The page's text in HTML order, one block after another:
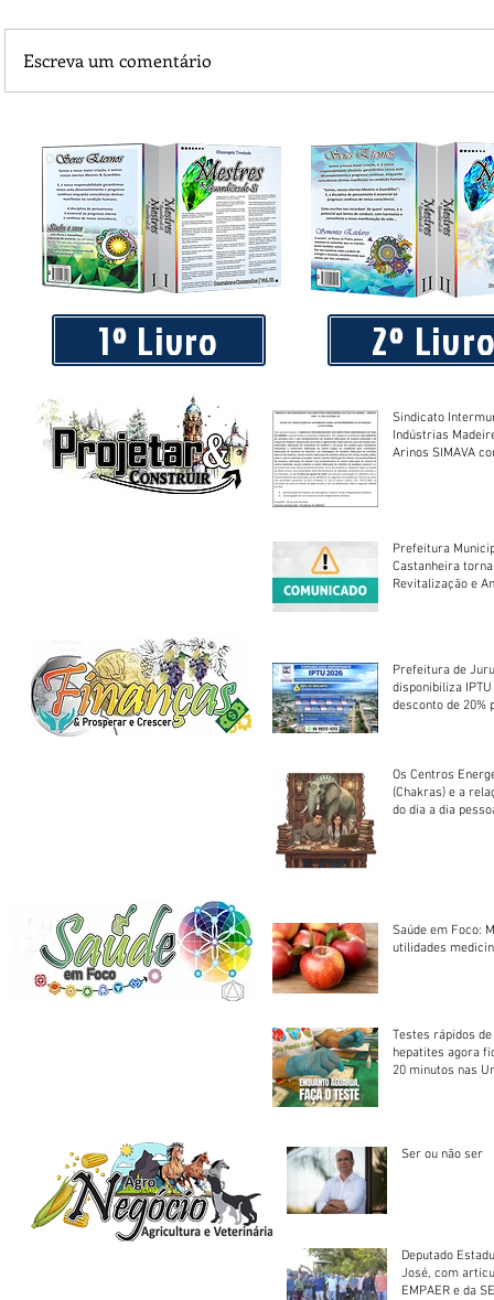
Piá Lava Jato, de Juara, torna público que requereu
Instalação e Operação
Escreva um comentário
1º Livro 2º
Sindicato
Indústrias
Arinos SIMAVA convoca à
Prefeitura
Castanheira
Revitalização e
Prefeitura de
disponibiliza
desconto de 20%
Os Centros
(Chakras) e a
do dia a dia
Saúde em Foco:
utilidades
Testes rápidos
hepatites agora
20 minutos nas
Ser ou não ser
Deputado
José, com
EMPAER e da